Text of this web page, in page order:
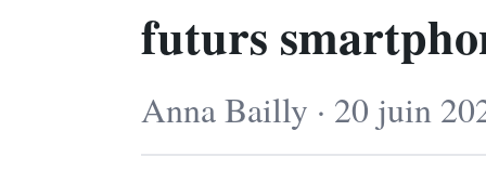
futurs
Anna Bailly · 20 juin